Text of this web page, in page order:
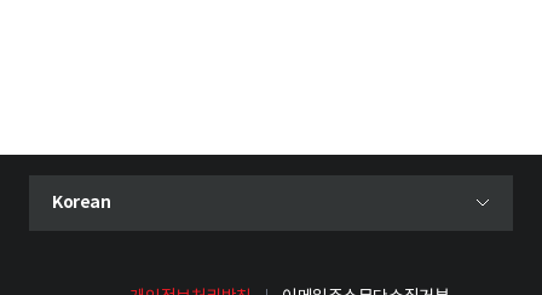
언어 선택 메뉴 열기
현재 선택된 언어
Korean